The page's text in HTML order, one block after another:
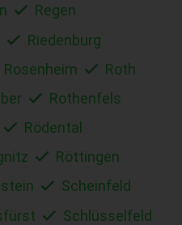
Regen
Riedenburg
Rosenheim
Roth
Rothenfels
Rödental
Röttingen
Scheinfeld
Schlüsselfeld